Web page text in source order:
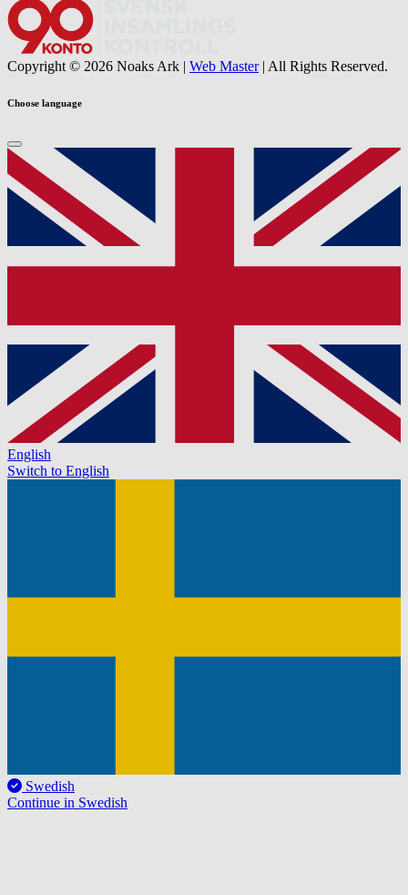
Copyright © 2026 Noaks Ark | Web Master| All Rights Reserved.
Choose language
English
Switch to English
Swedish
Continue in Swedish